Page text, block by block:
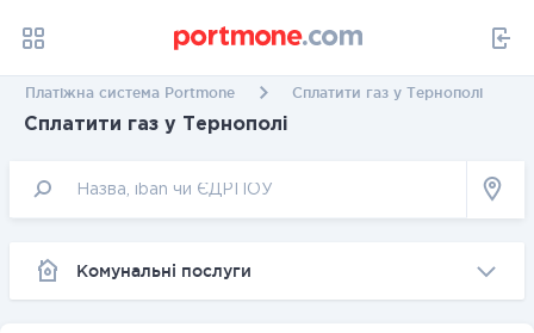
Платіжна система Portmone Сплатити газ у Тернополі
Сплатити газ у Тернополі
Комунальні послуги